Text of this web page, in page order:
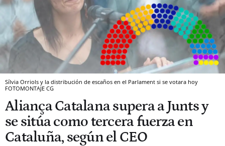
Sílvia Orriols y la distribución de escaños en el Parlament si se votara hoy
FOTOMONTAJE CG
Aliança Catalana supera a Junts y
se sitúa como tercera fuerza en
Cataluña, según el CEO